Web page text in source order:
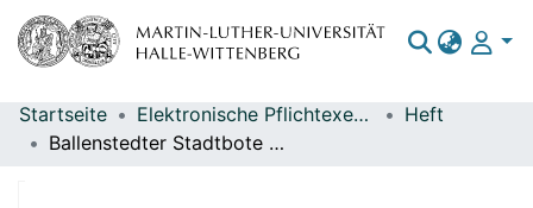
Bereiche & Sammlungen
Startseite Elektronische Pflichtexemplare
Heft
Ballenstedter Stadtbote ; Ausg. 2 : Amtsblatt der Stadt Ballenstedt : Erholungsort im Harzkreis mit den Ortsteilen Asmusstedt, Badeborn, Opperode, Radisleben und Rieder / Herausgeber und verantwortlich für den amtlichen und nichtamtlichen Teil: der Bürgermeister Stadt Ballenstedt